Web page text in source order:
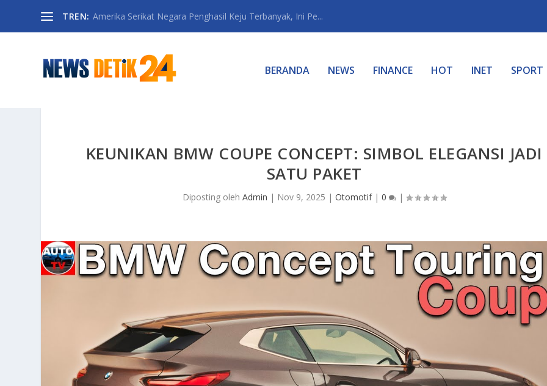
TREN: Amerika Serikat Negara Penghasil Keju Terbanyak, Ini Pe...
BERANDA NEWS FINANCE HOT INET SPORT
KEUNIKAN BMW COUPE CONCEPT: SIMBOL ELEGANSI JADI
SATU PAKET
Diposting oleh Admin | Nov 9, 2025 | Otomotif| 0 |